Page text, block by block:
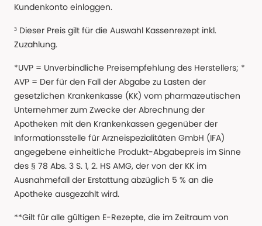
Kundenkonto einloggen.
³ Dieser Preis gilt für die Auswahl Kassenrezept inkl.
Zuzahlung.
*UVP = Unverbindliche Preisempfehlung des Herstellers; *
AVP = Der für den Fall der Abgabe zu Lasten der
gesetzlichen Krankenkasse (KK) vom pharmazeutischen
Unternehmer zum Zwecke der Abrechnung der
Apotheken mit den Krankenkassen gegenüber der
Informationsstelle für Arzneispezialitäten GmbH (IFA)
angegebene einheitliche Produkt-Abgabepreis im Sinne
des § 78 Abs. 3 S. 1, 2. HS AMG, der von der KK im
Ausnahmefall der Erstattung abzüglich 5 % an die
Apotheke ausgezahlt wird.
**Gilt für alle gültigen E-Rezepte, die im Zeitraum von